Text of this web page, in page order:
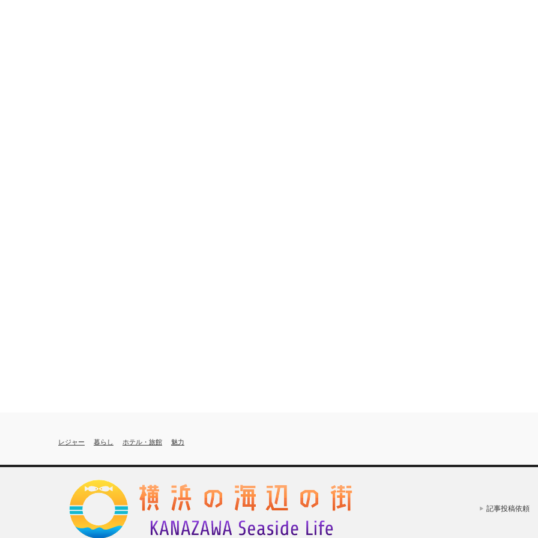
レジャー 暮らし ホテル・旅館 魅力
記事投稿依頼